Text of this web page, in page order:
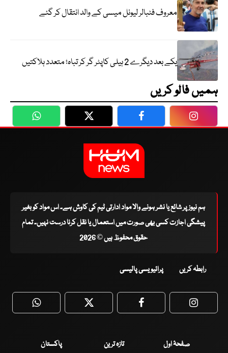
معروف فٹبالر لیونل میسی کے والد انتقال کر گئے
یکے بعد دیگرے 2 ہیلی کاپٹر گر کر تباہ؛ متعدد ہلاکتیں
ہمیں فالو کریں
WhatsApp Twitter Facebook
ہم نیوز پر شائع یا نشر ہونے والا مواد ادارتی ٹیم کی کاوش ہے۔ اس مواد کو بغیر
پیشگی اجازت کسی بھی صورت میں استعمال یا نقل کرنا درست نہیں۔ تمام
حقوق محفوظ ہیں © 2026
رابطہ کریں پرائیویسی پالیسی
WhatsApp Twitter Facebook
صفحۂ اول تازہ ترین پاکستان